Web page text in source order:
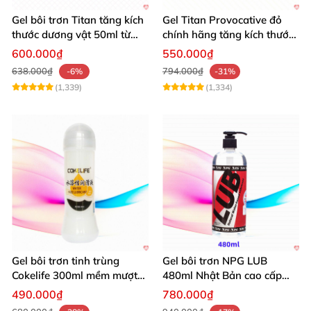
Gel bôi trơn Titan tăng kích
thước dương vật 50ml từ
Nga hiệu quả cao
600.000₫
638.000₫
-6%
(1,339)
Gel Titan Provocative đỏ
chính hãng tăng kích thước
dương vật nam
550.000₫
794.000₫
-31%
(1,334)
Gel bôi trơn tinh trùng
Cokelife 300ml mềm mượt
lâu dài
490.000₫
Gel bôi trơn NPG LUB
480ml Nhật Bản cao cấp
mượt mà an toàn
780.000₫